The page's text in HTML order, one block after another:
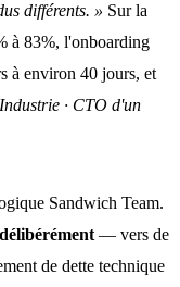
différents. » Sur la
à 83%, l'onboarding
à environ 40 jours, et
· CTO d'un
Sandwich Team.
— vers de
de dette technique